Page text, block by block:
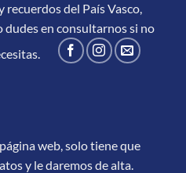
del País Vasco,
dudes en consultarnos si no
web, solo tiene que
y le daremos de alta.